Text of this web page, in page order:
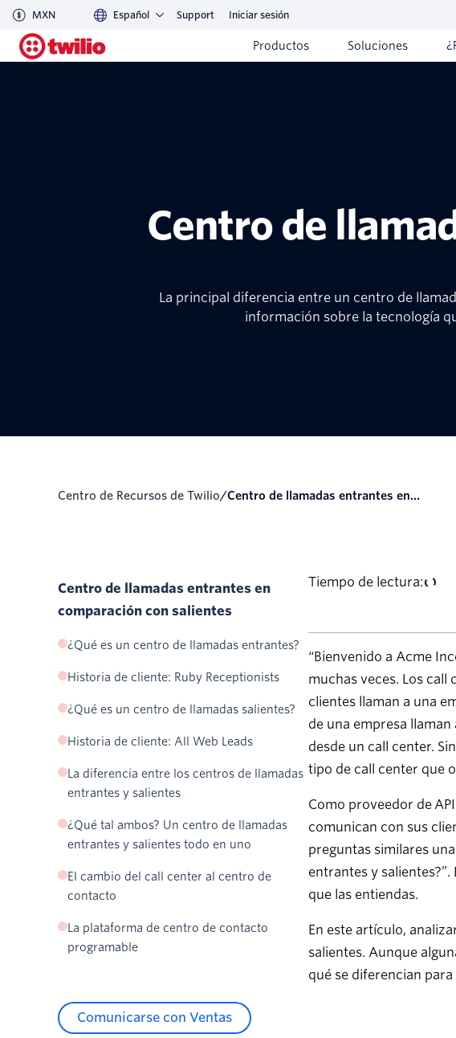
MXN Español Support Iniciar sesión
Productos Soluciones
Centro de
La principal diferencia entre un centro de
información sobre la tecnología
Centro de Recursos de Twilio/ Centro de llamadas entrantes en...
Centro de llamadas entrantes en
comparación con salientes
¿Qué es un centro de llamadas entrantes?
Historia de cliente: Ruby Receptionists
¿Qué es un centro de llamadas salientes?
Historia de cliente: All Web Leads
La diferencia entre los centros de llamadas
entrantes y salientes
¿Qué tal ambos? Un centro de llamadas
entrantes y salientes todo en uno
El cambio del call center al centro de
contacto
La plataforma de centro de contacto
programable
Comunicarse con Ventas
Tiempo de lectura:
“Bienvenido a Acme
muchas veces. Los
clientes llaman a una
de una empresa
desde un call center.
tipo de call center que
Como proveedor de
comunican con sus
preguntas similares
entrantes y
que las entiendas.
En este artículo,
salientes. Aunque
qué se diferencian